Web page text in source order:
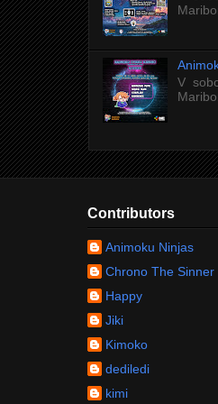
V
Contributors
Animoku Ninjas
Chrono The Sinner
Happy
Jiki
Kimoko
dediledi
kimi